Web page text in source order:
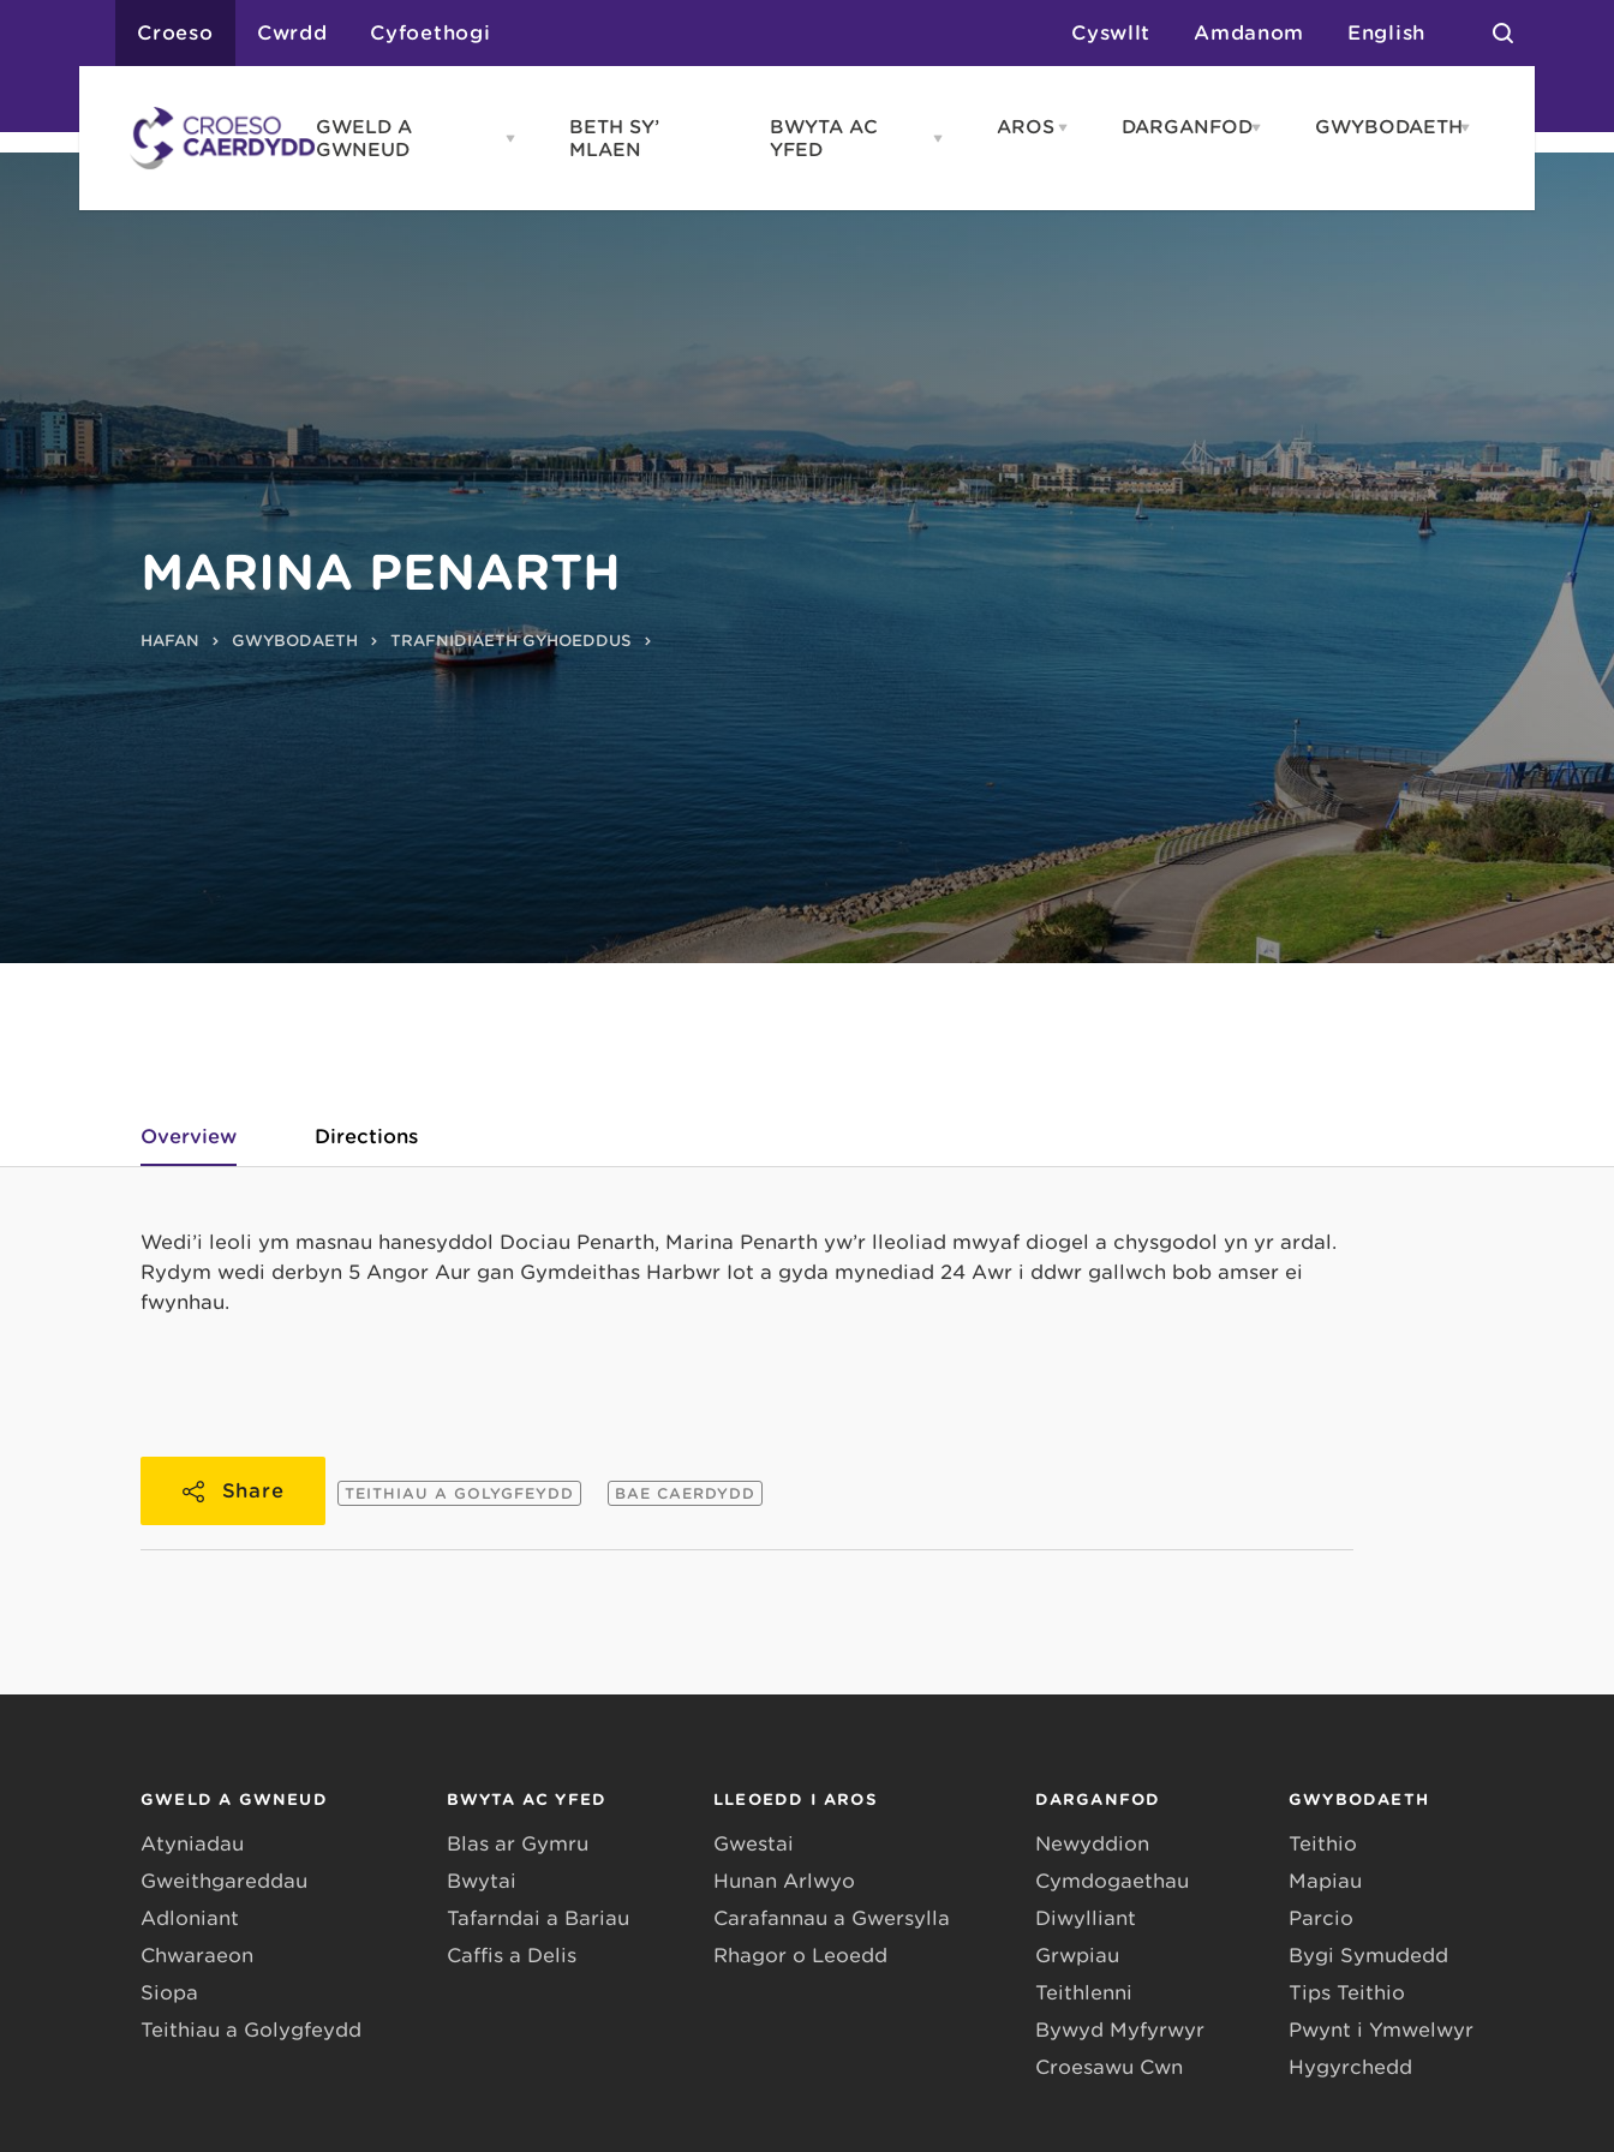
Croeso Cwrdd Cyfoethogi Cyswllt Amdanom English
GWELD A
GWNEUD
Open
GWNEUD
BETH SY’
MLAEN
BWYTA AC
YFED
Open
YFED
AROS Open
DARGANFODOpen
GWYBODAETHOpen
MARINA PENARTH
HAFAN GWYBODAETH TRAFNIDIAETH GYHOEDDUS
Overview Directions
Wedi’i leoli ym masnau hanesyddol Dociau Penarth, Marina Penarth yw’r lleoliad mwyaf diogel a chysgodol yn yr ardal.
Rydym wedi derbyn 5 Angor Aur gan Gymdeithas Harbwr Iot a gyda mynediad 24 Awr i ddŵr gallwch bob amser ei
fwynhau.
Share TEITHIAU A GOLYGFEYDD BAE CAERDYDD
GWELD A GWNEUD
Atyniadau
Gweithgareddau
Adloniant
Chwaraeon
Siopa
Teithiau a Golygfeydd
BWYTA AC YFED
Blas ar Gymru
Bwytai
Tafarndai a Bariau
Caffis a Delis
LLEOEDD I AROS
Gwestai
Hunan Arlwyo
Carafannau a Gwersylla
Rhagor o Leoedd
DARGANFOD
Newyddion
Cymdogaethau
Diwylliant
Grwpiau
Teithlenni
Bywyd Myfyrwyr
Croesawu Cŵn
GWYBODAETH
Teithio
Mapiau
Parcio
Bygi Symudedd
Tips Teithio
Pwynt i Ymwelwyr
Hygyrchedd